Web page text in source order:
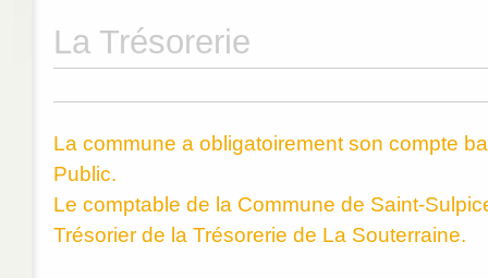
La Trésorerie
La commune a obligatoirement son compte
Public.
Le comptable de la Commune de Saint-
Trésorier de la Trésorerie de La Souterraine.